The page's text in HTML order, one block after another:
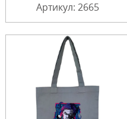
Артикул: 2665